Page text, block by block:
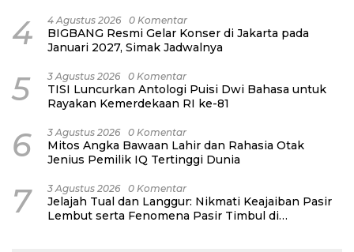
4 4 Agustus 2026 0 Komentar
BIGBANG Resmi Gelar Konser di Jakarta pada
Januari 2027, Simak Jadwalnya
5 3 Agustus 2026 0 Komentar
TISI Luncurkan Antologi Puisi Dwi Bahasa untuk
Rayakan Kemerdekaan RI ke-81
6 3 Agustus 2026 0 Komentar
Mitos Angka Bawaan Lahir dan Rahasia Otak
Jenius Pemilik IQ Tertinggi Dunia
7 3 Agustus 2026 0 Komentar
Jelajah Tual dan Langgur: Nikmati Keajaiban Pasir
Lembut serta Fenomena Pasir Timbul di